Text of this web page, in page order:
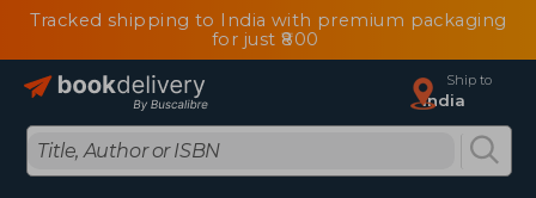
Tracked shipping to India with premium packaging
for just ₹800
Ship to
India